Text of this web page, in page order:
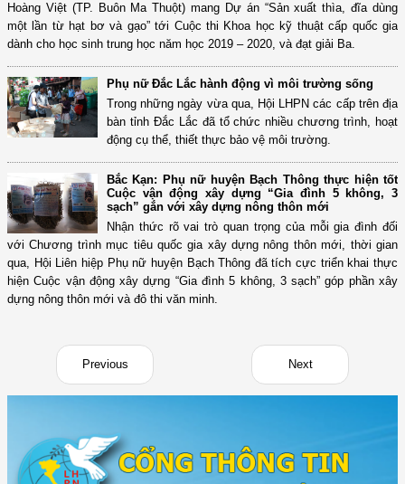
Hoàng Việt (TP. Buôn Ma Thuột) mang Dự án “Sản xuất thìa, đĩa dùng
một lần từ hạt bơ và gạo” tới Cuộc thi Khoa học kỹ thuật cấp quốc gia
dành cho học sinh trung học năm học 2019 – 2020, và đạt giải Ba.
Phụ nữ Đắc Lắc hành động vì môi trường sống
Trong những ngày vừa qua, Hội LHPN các cấp trên địa
bàn tỉnh Đắc Lắc đã tổ chức nhiều chương trình, hoạt
động cụ thể, thiết thực bảo vệ môi trường.
Bắc Kạn: Phụ nữ huyện Bạch Thông thực hiện tốt
Cuộc vận động xây dựng “Gia đình 5 không, 3
sạch” gắn với xây dựng nông thôn mới
Nhận thức rõ vai trò quan trọng của mỗi gia đình đối
với Chương trình mục tiêu quốc gia xây dựng nông thôn mới, thời gian
qua, Hội Liên hiệp Phụ nữ huyện Bạch Thông đã tích cực triển khai thực
hiện Cuộc vận động xây dựng “Gia đình 5 không, 3 sạch” góp phần xây
dựng nông thôn mới và đô thi văn minh.
Previous Next